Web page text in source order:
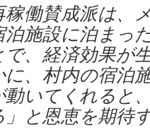
働賛成派は、
泊施設に泊まっ
で、経済効果が
、村内の宿泊
動いてくれると
」と恩恵を期待